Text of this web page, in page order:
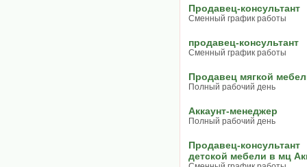
Продавец-консультант
Сменный график работы
продавец-консультант
Сменный график работы
Продавец мягкой
Полный рабочий день
Аккаунт-менеджер
Полный рабочий день
Продавец-консультант
детской мебели в мц